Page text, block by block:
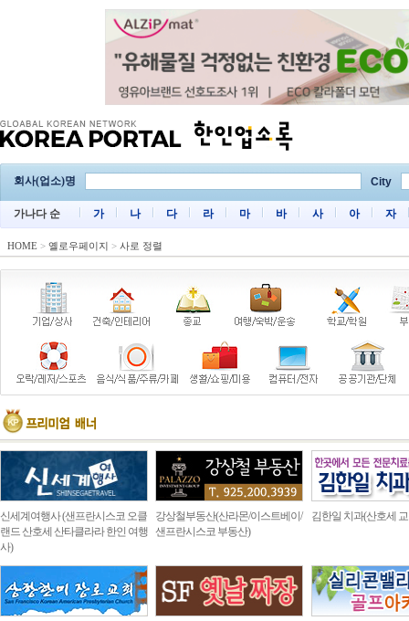
회사(업소)명 City
가나다 순 가 나 다 라 마 바 사 아 자
HOME > 옐로우페이지 > 사로 정렬
신세계여행사 (샌프란시스코 오클
랜드 산호세 산타클라라 한인 여행
사)
강상철부동산(산라몬/이스트베이/
샌프란시스코 부동산)
김한일 치과(산호세